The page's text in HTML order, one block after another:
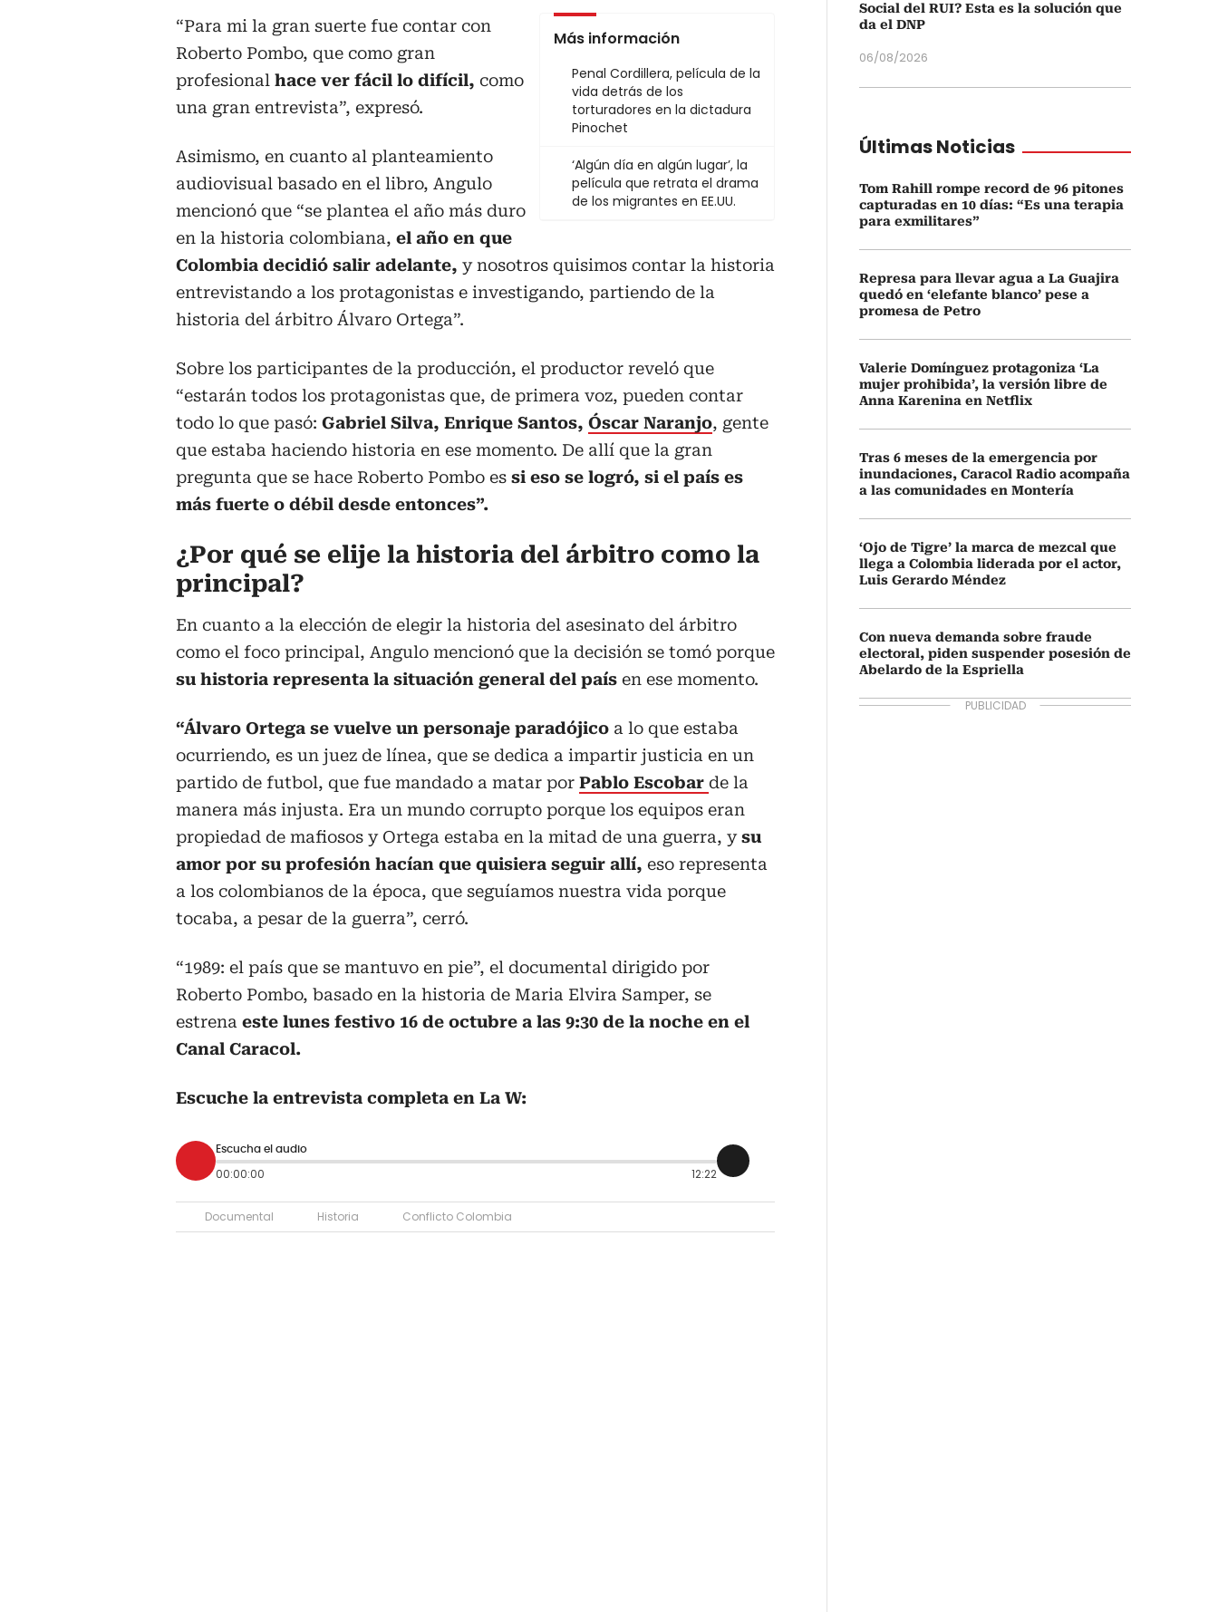
Más información
Penal Cordillera, película de la
vida detrás de los
torturadores en la dictadura
Pinochet
‘Algún día en algún lugar’, la
película que retrata el drama
de los migrantes en EE.UU.
“Para mi la gran suerte fue contar con
Roberto Pombo, que como gran
profesional hace ver fácil lo difícil, como
una gran entrevista”, expresó.
Asimismo, en cuanto al planteamiento
audiovisual basado en el libro, Angulo
mencionó que “se plantea el año más duro
en la historia colombiana, el año en que
Colombia decidió salir adelante, y nosotros quisimos contar la historia
entrevistando a los protagonistas e investigando, partiendo de la
historia del árbitro Álvaro Ortega”.
Sobre los participantes de la producción, el productor reveló que
“estarán todos los protagonistas que, de primera voz, pueden contar
todo lo que pasó: Gabriel Silva, Enrique Santos, Óscar Naranjo, gente
que estaba haciendo historia en ese momento. De allí que la gran
pregunta que se hace Roberto Pombo es si eso se logró, si el país es
más fuerte o débil desde entonces”.
¿Por qué se elije la historia del árbitro como la
principal?
En cuanto a la elección de elegir la historia del asesinato del árbitro
como el foco principal, Angulo mencionó que la decisión se tomó porque
su historia representa la situación general del país en ese momento.
“Álvaro Ortega se vuelve un personaje paradójico a lo que estaba
ocurriendo, es un juez de línea, que se dedica a impartir justicia en un
partido de futbol, que fue mandado a matar por Pablo Escobar de la
manera más injusta. Era un mundo corrupto porque los equipos eran
propiedad de mafiosos y Ortega estaba en la mitad de una guerra, ysu
amor por su profesión hacían que quisiera seguir allí, eso representa
a los colombianos de la época, que seguíamos nuestra vida porque
tocaba, a pesar de la guerra”, cerró.
“1989: el país que se mantuvo en pie”, el documental dirigido por
Roberto Pombo, basado en la historia de Maria Elvira Samper, se
estrena este lunes festivo 16 de octubre a las 9:30 de la noche en el
Canal Caracol.
Escuche la entrevista completa en La W:
Escucha el audio
00:00:00 12:22
Documental Historia Conflicto Colombia
Social del RUI? Esta es la solución que
da el DNP
06/08/2026
Últimas Noticias
Tom Rahill rompe record de 96 pitones
capturadas en 10 días: “Es una terapia
para exmilitares”
Represa para llevar agua a La Guajira
quedó en ‘elefante blanco’ pese a
promesa de Petro
Valerie Domínguez protagoniza ‘La
mujer prohibida’, la versión libre de
Anna Karenina en Netflix
Tras 6 meses de la emergencia por
inundaciones, Caracol Radio acompaña
a las comunidades en Montería
‘Ojo de Tigre’ la marca de mezcal que
llega a Colombia liderada por el actor,
Luis Gerardo Méndez
Con nueva demanda sobre fraude
electoral, piden suspender posesión de
Abelardo de la Espriella